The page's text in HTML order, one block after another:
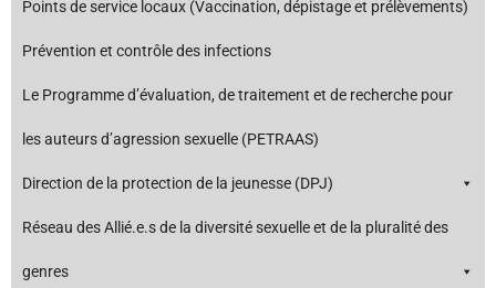
Points de service locaux (Vaccination, dépistage et prélèvements)
Prévention et contrôle des infections
Le Programme d’évaluation, de traitement et de recherche pour
les auteurs d’agression sexuelle (PETRAAS)
Direction de la protection de la jeunesse (DPJ)
Réseau des Allié.e.s de la diversité sexuelle et de la pluralité des
genres